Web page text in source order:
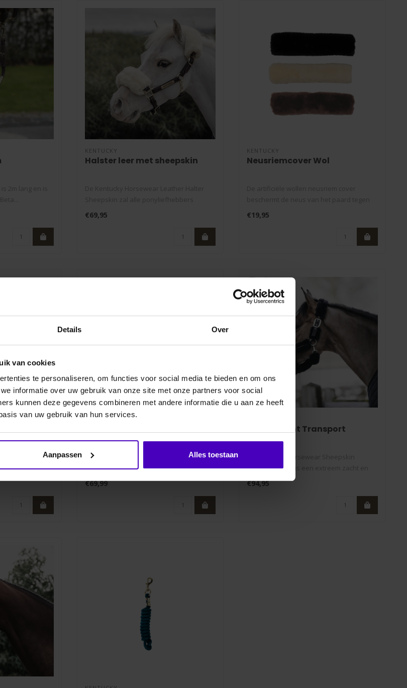
Details Over
van cookies
te personaliseren, om functies voor social media te bieden en om ons
informatie over uw gebruik van onze site met onze partners voor social
kunnen deze gegevens combineren met andere informatie die u aan ze heeft
van uw gebruik van hun services.
Aanpassen Alles toestaan
KENTUCKY
Halster leer met sheepskin
gelukkig..
€69,95
KENTUCKY
Neusriemcover Wol
wrij..
€19,95
en
voor
breed en is ..
KENTUCKY
De Plaited Nylon Halter is gemaakt van
artificieel leder en heeft een nylon gevl..
€69,99
Halster Bont Transport
Kentucky
Shipping Halter is een extreem zacht en
comforta..
€94,95